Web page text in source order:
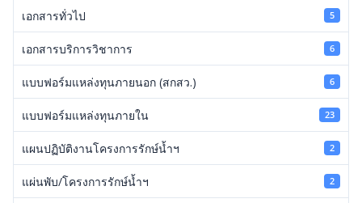
เอกสารทั่วไป 5
เอกสารบริการวิชาการ 6
แบบฟอร์มแหล่งทุนภายนอก (สกสว.) 6
แบบฟอร์มแหล่งทุนภายใน 23
แผนปฏิบัติงานโครงการรักษ์น้ำฯ 2
แผ่นพับ/โครงการรักษ์น้ำฯ 2